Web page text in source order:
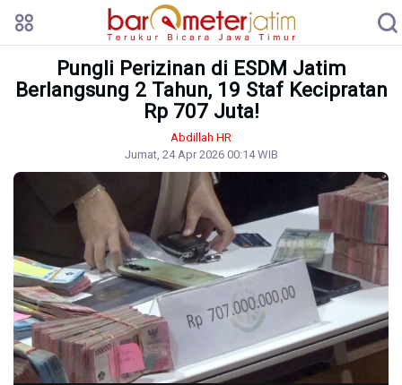
Pungli Perizinan di ESDM Jatim
Berlangsung 2 Tahun, 19 Staf Kecipratan
Rp 707 Juta!
Abdillah HR
Jumat, 24 Apr 2026 00:14 WIB